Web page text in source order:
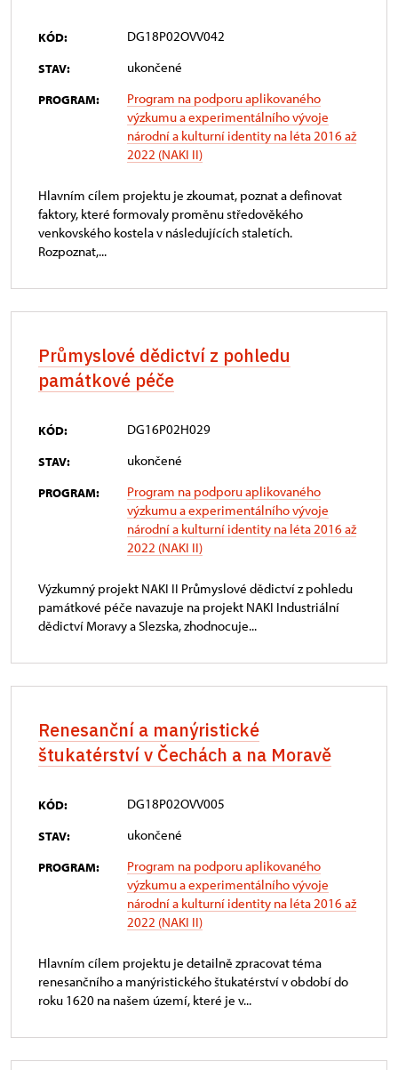
KÓD: DG18P02OVV042
STAV: ukončené
PROGRAM:
Program na podporu aplikovaného
výzkumu a experimentálního vývoje
národní a kulturní identity na léta 2016 až
2022 (NAKI II)
Hlavním cílem projektu je zkoumat, poznat a definovat
faktory, které formovaly proměnu středověkého
venkovského kostela v následujících staletích.
Rozpoznat,...
Průmyslové dědictví z pohledu
památkové péče
KÓD: DG16P02H029
STAV: ukončené
PROGRAM:
Program na podporu aplikovaného
výzkumu a experimentálního vývoje
národní a kulturní identity na léta 2016 až
2022 (NAKI II)
Výzkumný projekt NAKI II Průmyslové dědictví z pohledu
památkové péče navazuje na projekt NAKI Industriální
dědictví Moravy a Slezska, zhodnocuje...
Renesanční a manýristické
štukatérství v Čechách a na Moravě
KÓD: DG18P02OVV005
STAV: ukončené
PROGRAM:
Program na podporu aplikovaného
výzkumu a experimentálního vývoje
národní a kulturní identity na léta 2016 až
2022 (NAKI II)
Hlavním cílem projektu je detailně zpracovat téma
renesančního a manýristického štukatérství v období do
roku 1620 na našem území, které je v...